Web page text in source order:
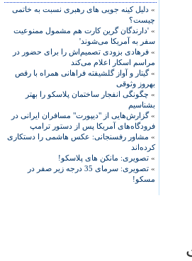
» دلیل کینه جویی های رهبری نسبت به خاتمی
چیست؟
» 'دارندگان گرین کارت هم مشمول ممنوعیت
سفر به آمریکا می‌شوند'
» فرهادی بزودی تصمیم‌اش را برای حضور در
مراسم اسکار اعلام می‌کند
»گیتار و آواز گلشیفته فراهانی همراه با رقص
بهروز وثوقی
» چگونگی انفجار ساختمان پلاسکو را بهتر
بشناسیم
»گزارش‌هایی از "دیپورت" مسافران ایرانی در
فرودگاه‌های آمریکا پس از دستور ترامپ
» مشاور رفسنجانی: عکس هاشمی را دستکاری
کرده‌اند
» تصویری: مانکن های پلاسکو!
»
تصویری: سرمای 35 درجه زیر صفر در
مسکو!